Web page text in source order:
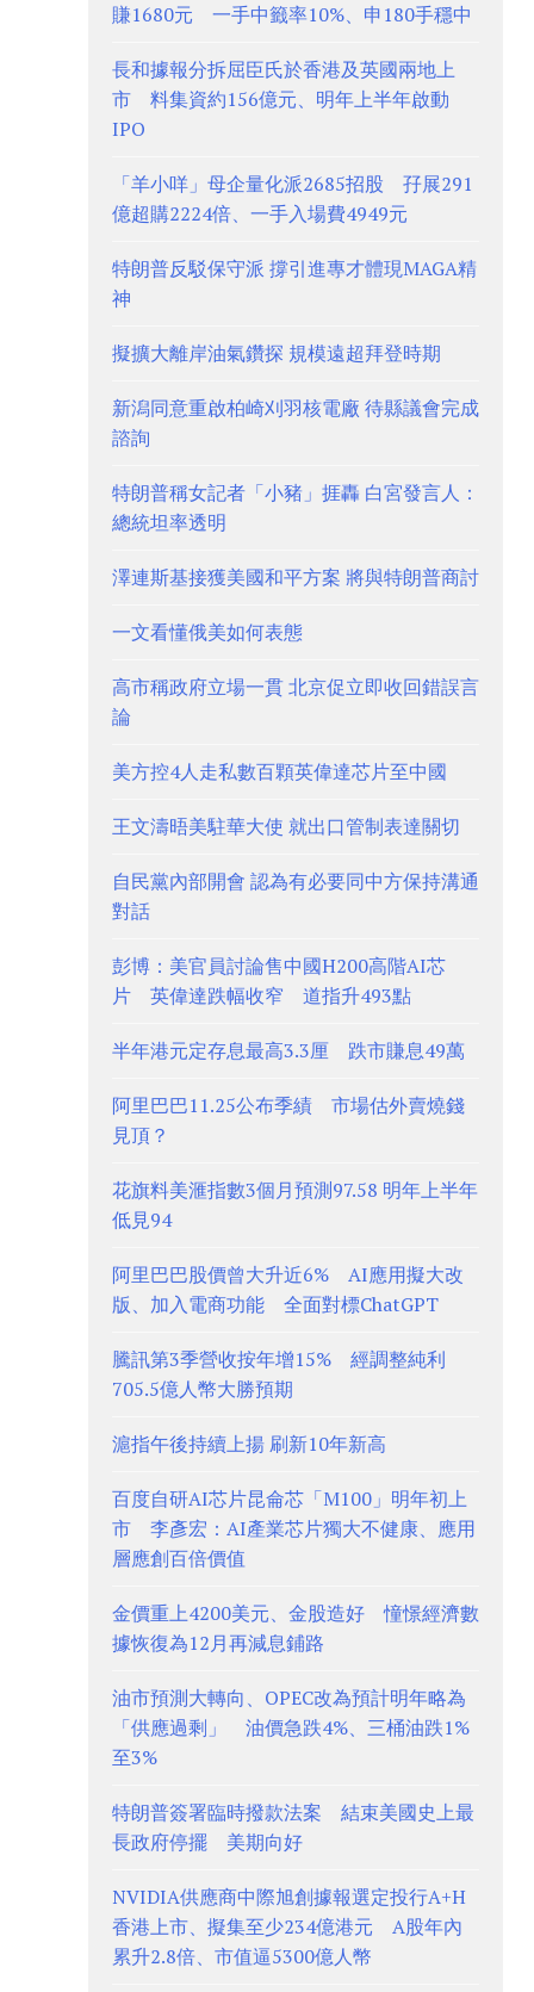
賺1680元 一手中籤率10%、申180手穩中
長和據報分拆屈臣氏於香港及英國兩地上
市 料集資約156億元、明年上半年啟動
IPO
「羊小咩」母企量化派2685招股 孖展291
億超購2224倍、一手入場費4949元
特朗普反駁保守派 撐引進專才體現MAGA精
神
擬擴大離岸油氣鑽探 規模遠超拜登時期
新潟同意重啟柏崎刈羽核電廠 待縣議會完成
諮詢
特朗普稱女記者「小豬」捱轟 白宮發言人：
總統坦率透明
澤連斯基接獲美國和平方案 將與特朗普商討
一文看懂俄美如何表態
高市稱政府立場一貫 北京促立即收回錯誤言
論
美方控4人走私數百顆英偉達芯片至中國
王文濤晤美駐華大使 就出口管制表達關切
自民黨內部開會 認為有必要同中方保持溝通
對話
彭博：美官員討論售中國H200高階AI芯
片 英偉達跌幅收窄 道指升493點
半年港元定存息最高3.3厘 跌市賺息49萬
阿里巴巴11.25公布季績 市場估外賣燒錢
見頂？
花旗料美滙指數3個月預測97.58 明年上半年
低見94
阿里巴巴股價曾大升近6% AI應用擬大改
版、加入電商功能 全面對標ChatGPT
騰訊第3季營收按年增15% 經調整純利
705.5億人幣大勝預期
滬指午後持續上揚 刷新10年新高
百度自研AI芯片昆侖芯「M100」明年初上
市 李彥宏：AI產業芯片獨大不健康、應用
層應創百倍價值
金價重上4200美元、金股造好 憧憬經濟數
據恢復為12月再減息鋪路
油市預測大轉向、OPEC改為預計明年略為
「供應過剩」 油價急跌4%、三桶油跌1%
至3%
特朗普簽署臨時撥款法案 結束美國史上最
長政府停擺 美期向好
NVIDIA供應商中際旭創據報選定投行A+H
香港上市、擬集至少234億港元 A股年內
累升2.8倍、市值逼5300億人幣